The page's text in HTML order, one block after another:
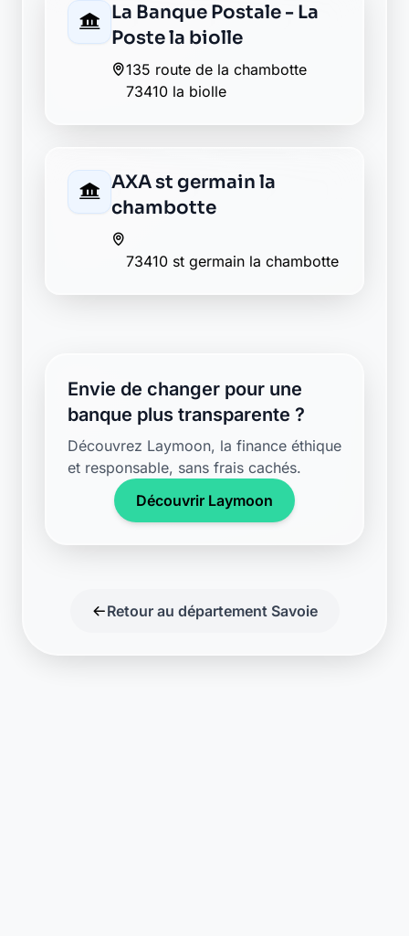
La Banque Postale - La
Poste la biolle
135 route de la chambotte
73410 la biolle
AXA st germain la
chambotte
73410 st germain la chambotte
Envie de changer pour une
banque plus transparente ?
Découvrez Laymoon, la finance éthique
et responsable, sans frais cachés.
Découvrir Laymoon
Retour au département Savoie